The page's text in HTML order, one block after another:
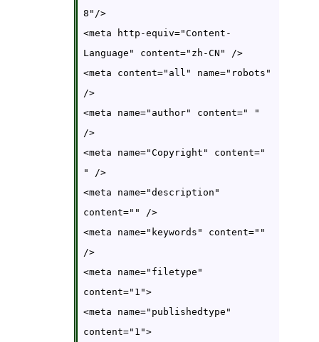
8"/>
<meta http-equiv="Content-
Language" content="zh-CN" />
<meta content="all" name="robots"
/>
<meta name="author" content=" "
/>
<meta name="Copyright" content="
" />
<meta name="description"
content="" />
<meta name="keywords" content=""
/>
<meta name="filetype"
content="1">
<meta name="publishedtype"
content="1">